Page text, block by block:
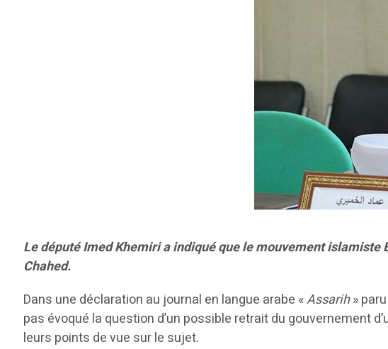
Le député Imed Khemiri a indiqué que le mouvement islamiste
Chahed.
Dans une déclaration au journal en langue arabe «Assarih»
pas évoqué la question d’un possible retrait du gouvernement
leurs points de vue sur le sujet.